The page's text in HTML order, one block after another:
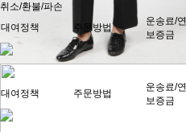
취소/환불/파손
대여정책
주문방법
운송료/
보증금
대여정책 주문방법
운송료/
보증금